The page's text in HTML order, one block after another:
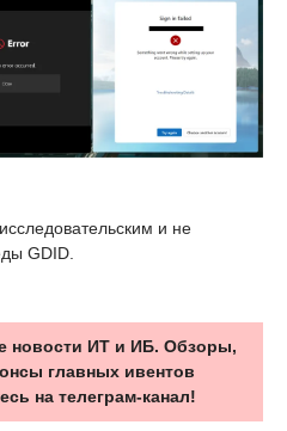
и не
GDID.
новости ИТ и ИБ. Обзоры,
главных ивентов
на телеграм-канал!